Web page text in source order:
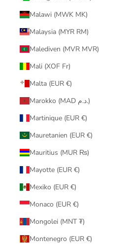
Malawi (MWK MK)
Malaysia (MYR RM)
Malediven (MVR MVR)
Mali (XOF Fr)
Malta (EUR €)
Marokko (MAD د.م.)
Martinique (EUR €)
Mauretanien (EUR €)
Mauritius (MUR ₨)
Mayotte (EUR €)
Mexiko (EUR €)
Monaco (EUR €)
Mongolei (MNT ₮)
Montenegro (EUR €)